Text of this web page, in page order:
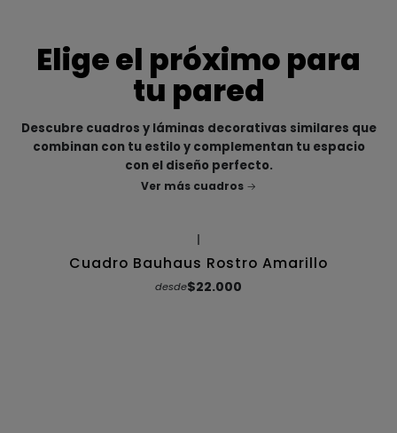
Elige el próximo para
tu pared
Descubre cuadros y láminas decorativas similares que
combinan con tu estilo y complementan tu espacio
con el diseño perfecto.
Ver más cuadros
Cuadro Bauhaus Rostro Amarillo
desde$22.000